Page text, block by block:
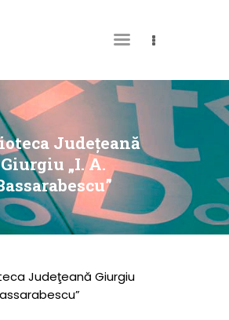
Judeţeană
Giurgiu „I. A.
NOI
MEU DE
ȘI
DIGITALĂ
Judeţeană Giurgiu